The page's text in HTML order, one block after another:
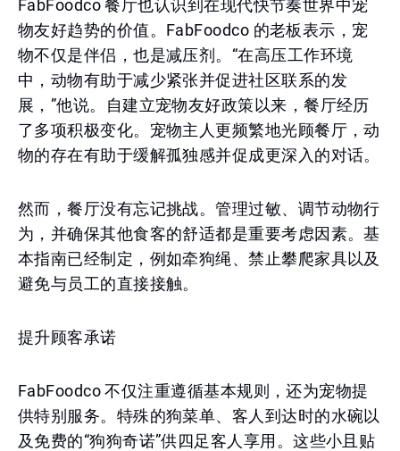
FabFoodco 餐厅也认识到在现代快节奏世界中宠
物友好趋势的价值。FabFoodco 的老板表示，宠
物不仅是伴侣，也是减压剂。“在高压工作环境
中，动物有助于减少紧张并促进社区联系的发
展，”他说。自建立宠物友好政策以来，餐厅经历
了多项积极变化。宠物主人更频繁地光顾餐厅，动
物的存在有助于缓解孤独感并促成更深入的对话。
然而，餐厅没有忘记挑战。管理过敏、调节动物行
为，并确保其他食客的舒适都是重要考虑因素。基
本指南已经制定，例如牵狗绳、禁止攀爬家具以及
避免与员工的直接接触。
提升顾客承诺
FabFoodco 不仅注重遵循基本规则，还为宠物提
供特别服务。特殊的狗菜单、客人到达时的水碗以
及免费的“狗狗奇诺”供四足客人享用。这些小且贴